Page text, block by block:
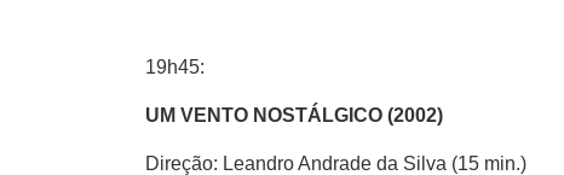
19h45:
UM VENTO NOSTÁLGICO (2002)
Direção: Leandro Andrade da Silva (15 min.)